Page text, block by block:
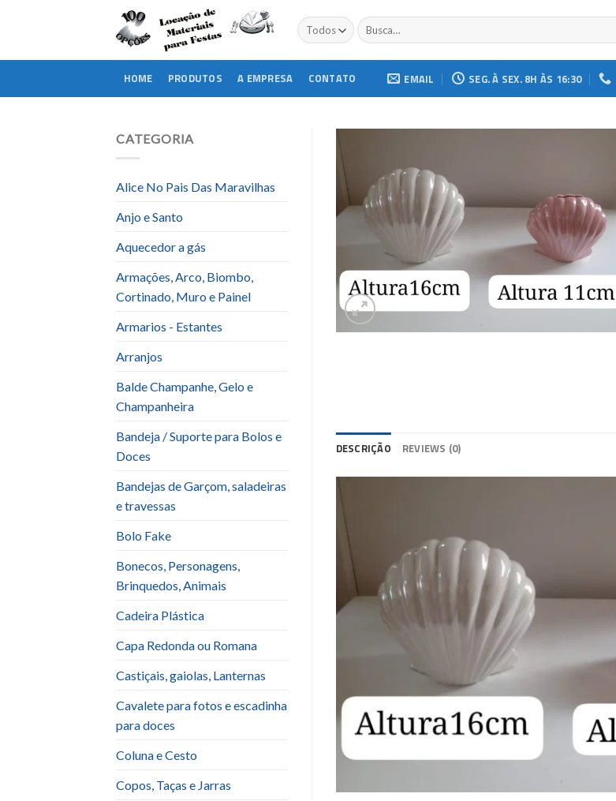
Buscar
por:
HOME PRODUTOS A EMPRESA CONTATO EMAIL SEG. À SEX. 8H ÀS 16:30
CATEGORIA
Alice No Pais Das Maravilhas
Anjo e Santo
Aquecedor a gás
Armações, Arco, Biombo,
Cortinado, Muro e Painel
Armarios - Estantes
Arranjos
Balde Champanhe, Gelo e
Champanheira
Bandeja / Suporte para Bolos e
Doces
Bandejas de Garçom, saladeiras
e travessas
Bolo Fake
Bonecos, Personagens,
Brinquedos, Animais
Cadeira Plástica
Capa Redonda ou Romana
Castiçais, gaiolas, Lanternas
Cavalete para fotos e escadinha
para doces
Coluna e Cesto
Copos, Taças e Jarras
wishlist
DESCRIÇÃO REVIEWS (0)